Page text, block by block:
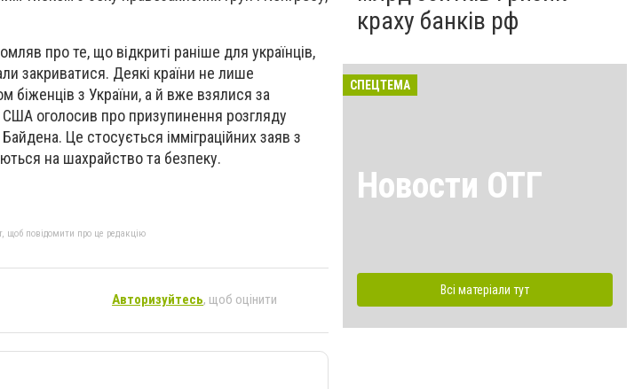
про те, що відкриті раніше для українців,
закриватися. Деякі країни не лише
з України, а й вже взялися за
США оголосив про призупинення розгляду
Це стосується імміграційних заяв з
на шахрайство та безпеку.
щоб повідомити про це редакцію
Авторизуйтесь, щоб оцінити
краху банків рф
СПЕЦТЕМА
Новости ОТГ
Всі матеріали тут